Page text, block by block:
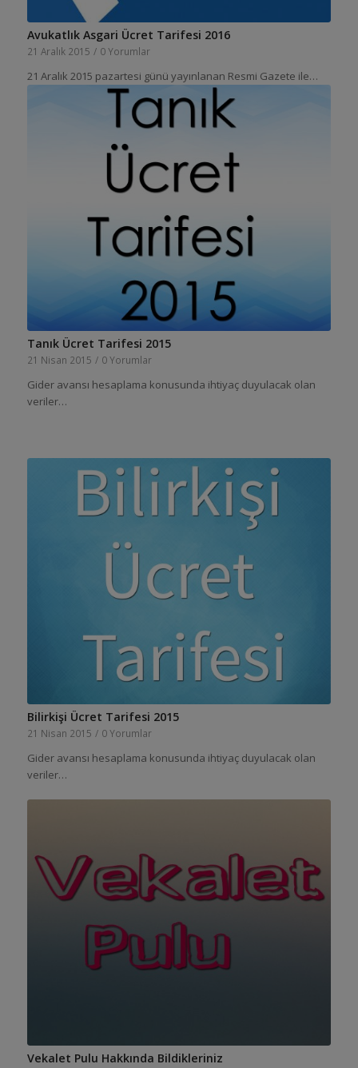
Avukatlık Asgari Ücret Tarifesi 2016
21 Aralık 2015 / 0 Yorumlar
21 Aralık 2015 pazartesi günü yayınlanan Resmi Gazete ile…
Tanık Ücret Tarifesi 2015
21 Nisan 2015 / 0 Yorumlar
Gider avansı hesaplama konusunda ihtiyaç duyulacak olan
veriler…
Bilirkişi Ücret Tarifesi 2015
21 Nisan 2015 / 0 Yorumlar
Gider avansı hesaplama konusunda ihtiyaç duyulacak olan
veriler…
Vekalet Pulu Hakkında Bildikleriniz